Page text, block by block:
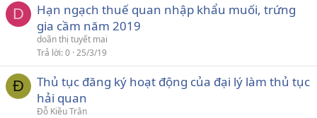
D
Hạn ngạch thuế quan nhập khẩu muối, trứng
gia cầm năm 2019
doãn thị tuyết mai
Trả lời 0 25/3/19
Đ
Thủ tục đăng ký hoạt động của đại lý làm thủ tục
hải quan
Đỗ Kiều Trân